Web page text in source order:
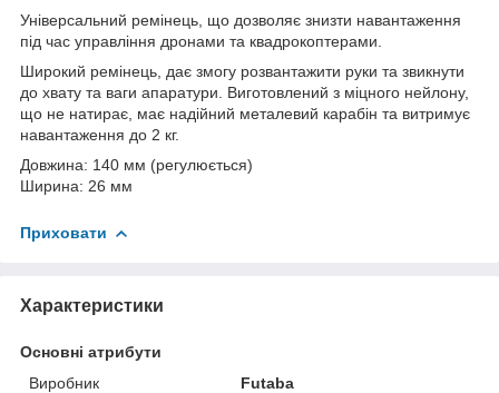
Універсальний ремінець, що дозволяє знизти навантаження
під час управління дронами та квадрокоптерами.
Широкий ремінець, дає змогу розвантажити руки та звикнути
до хвату та ваги апаратури. Виготовлений з міцного нейлону,
що не натирає, має надійний металевий карабін та витримує
навантаження до 2 кг.
Довжина: 140 мм (регулюється)
Ширина: 26 мм
Приховати
Характеристики
Основні атрибути
Виробник
Futaba